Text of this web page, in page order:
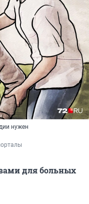
нужен
для больных